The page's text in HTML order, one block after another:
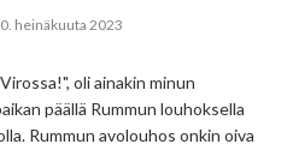
heinäkuuta 2023
oli ainakin minun
päällä Rummun louhoksella
Rummun avolouhos onkin oiva